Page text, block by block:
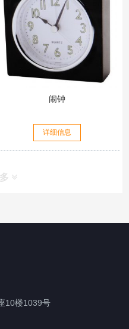
闹钟
详细信息
10楼1039号